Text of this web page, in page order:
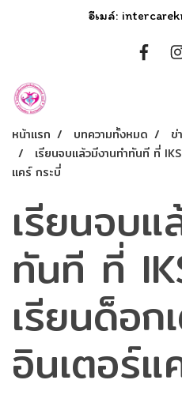
อีเมล์:
หน้าแรก บทความทั้งหมด
ข่
เรียนจบแล้วมีงานทำทันที ที่
แคร์ กระบี่
เรียนจบแ
ทันที ที่
เรียนด็อก
อินเตอร์แ